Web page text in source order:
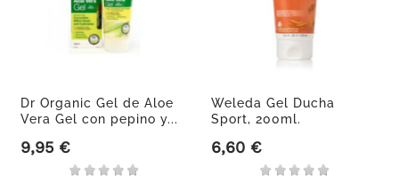
Dr Organic Gel de Aloe
Vera Gel con pepino y...
Precio
9,95 €
Weleda Gel Ducha
Sport, 200ml.
Precio
6,60 €